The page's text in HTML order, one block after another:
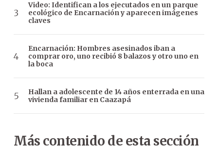
Video: Identifican a los ejecutados en un parque
ecológico de Encarnación y aparecen imágenes
claves
Encarnación: Hombres asesinados iban a
comprar oro, uno recibió 8 balazos y otro uno en
la boca
Hallan a adolescente de 14 años enterrada en una
vivienda familiar en Caazapá
Más contenido de esta sección